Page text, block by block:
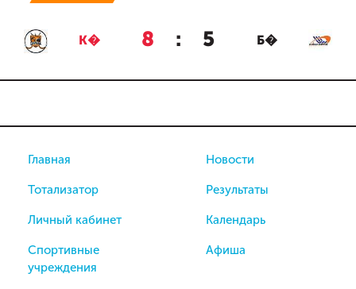
К� 8 : 5 Б�
Главная
Тотализатор
Личный кабинет
Спортивные
учреждения
Новости
Результаты
Календарь
Афиша